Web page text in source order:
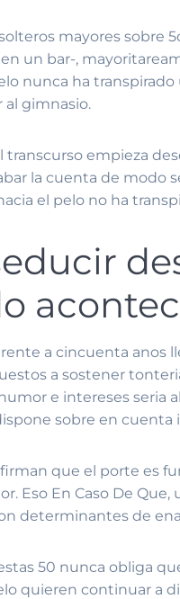
mayores sobre
un bar-,
nunca ha
al gimnasio.
transcurso empieza
la cuenta de modo
el pelo no ha
a cincuenta anos
a sostener
e intereses seri­a
sobre en cuenta
que el porte es
Eso En Caso De
determinantes de
50 nunca obliga
quieren continuar a